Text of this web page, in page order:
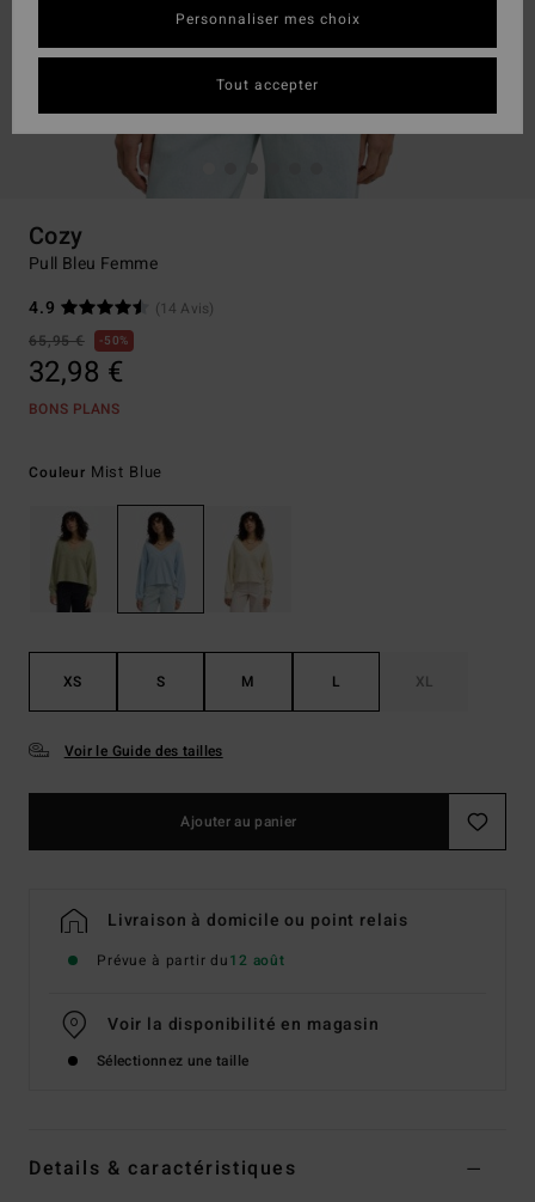
Cozy
Pull Bleu Femme
4.9
(14 Avis)
65,95 €
50%
32,98 €
BONS PLANS
Couleur Mist Blue
XS S M L XL
Voir le Guide des tailles
Ajouter au panier
Livraison à domicile ou point relais
Prévue à partir du12 août
Voir la disponibilité en magasin
Sélectionnez une taille
Details & caractéristiques
Personnaliser mes choix
Tout accepter